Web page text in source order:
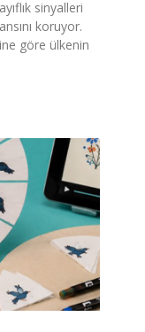
sinyalleri
koruyor.
göre ülkenin